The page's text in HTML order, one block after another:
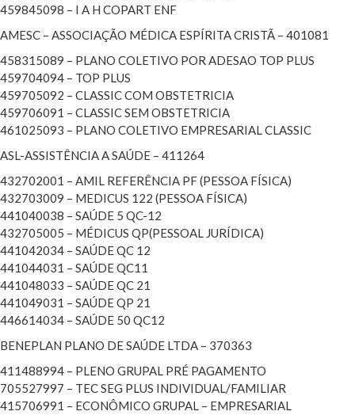
459845098 – I A H COPART ENF
AMESC – ASSOCIAÇÃO MÉDICA ESPÍRITA CRISTÃ – 401081
458315089 – PLANO COLETIVO POR ADESAO TOP PLUS
459704094 – TOP PLUS
459705092 – CLASSIC COM OBSTETRICIA
459706091 – CLASSIC SEM OBSTETRICIA
461025093 – PLANO COLETIVO EMPRESARIAL CLASSIC
ASL-ASSISTÊNCIA A SAÚDE – 411264
432702001 – AMIL REFERÊNCIA PF (PESSOA FÍSICA)
432703009 – MEDICUS 122 (PESSOA FÍSICA)
441040038 – SAÚDE 5 QC-12
432705005 – MÉDICUS QP(PESSOAL JURÍDICA)
441042034 – SAÚDE QC 12
441044031 – SAÚDE QC11
441048033 – SAÚDE QC 21
441049031 – SAÚDE QP 21
446614034 – SAÚDE 50 QC12
BENEPLAN PLANO DE SAÚDE LTDA – 370363
411488994 – PLENO GRUPAL PRÉ PAGAMENTO
705527997 – TEC SEG PLUS INDIVIDUAL/FAMILIAR
415706991 – ECONÔMICO GRUPAL – EMPRESARIAL